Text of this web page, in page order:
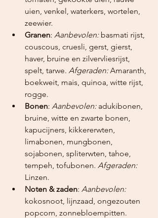
uien, venkel, waterkers, wortelen,
zeewier.
Granen: Aanbevolen: basmati rijst,
couscous, cruesli, gerst, gierst,
haver, bruine en zilvervliesrijst,
spelt, tarwe. Afgeraden: Amaranth,
boekweit, mais, quinoa, witte rijst,
rogge.
Bonen: Aanbevolen: adukibonen,
bruine, witte en zwarte bonen,
kapucijners, kikkererwten,
limabonen, mungbonen,
sojabonen, spliterwten, tahoe,
tempeh, tofubonen. Afgeraden:
Linzen.
Noten & zaden: Aanbevolen:
kokosnoot, lijnzaad, ongezouten
popcorn, zonnebloempitten.